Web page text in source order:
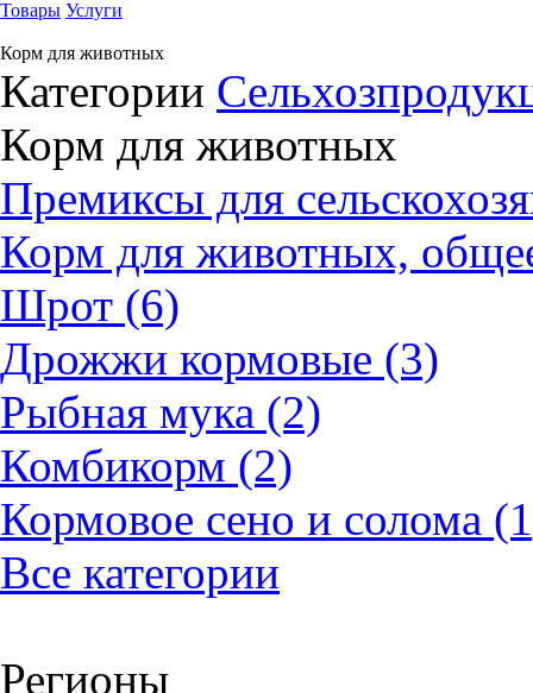
Товары Услуги
Корм для животных
Категории
Корм для животных
Премиксы для
Корм для животных,
Шрот (6)
Дрожжи кормовые (3)
Рыбная мука (2)
Комбикорм (2)
Кормовое сено и солома
Все категории
Регионы